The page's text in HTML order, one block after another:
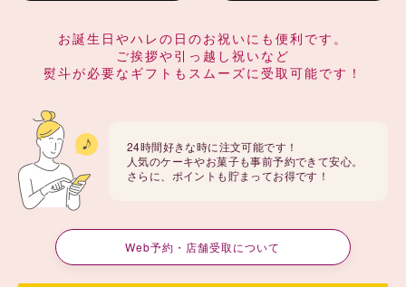
お誕生日やハレの日のお祝いにも便利です。
ご挨拶や引っ越し祝いなど
熨斗が必要なギフトもスムーズに受取可能です！
24時間好きな時に注文可能です！
人気のケーキやお菓子も事前予約できて安心。
さらに、ポイントも貯まってお得です！
Web予約・店舗受取について